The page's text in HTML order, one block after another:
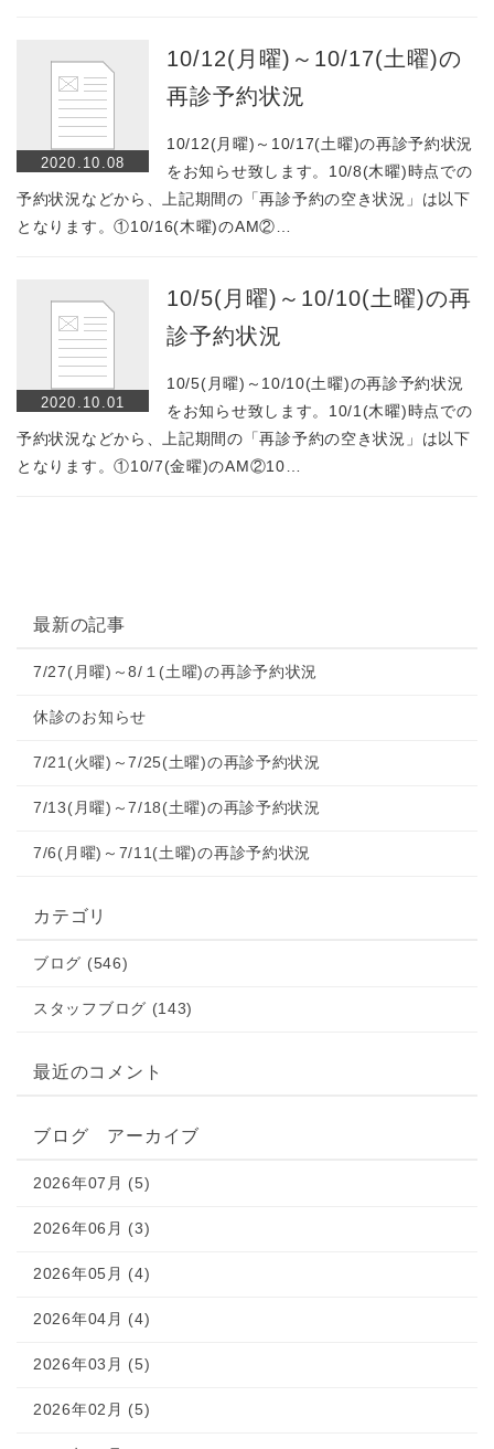
2020.10.08
10/12(月曜)～10/17(土曜)の
再診予約状況
10/12(月曜)～10/17(土曜)の再診予約状況
をお知らせ致します。10/8(木曜)時点での
予約状況などから、上記期間の「再診予約の空き状況」は以下
となります。①10/16(木曜)のAM②…
2020.10.01
10/5(月曜)～10/10(土曜)の再
診予約状況
10/5(月曜)～10/10(土曜)の再診予約状況
をお知らせ致します。10/1(木曜)時点での
予約状況などから、上記期間の「再診予約の空き状況」は以下
となります。①10/7(金曜)のAM②10…
最新の記事
7/27(月曜)～8/１(土曜)の再診予約状況
休診のお知らせ
7/21(火曜)～7/25(土曜)の再診予約状況
7/13(月曜)～7/18(土曜)の再診予約状況
7/6(月曜)～7/11(土曜)の再診予約状況
カテゴリ
ブログ (546)
スタッフブログ (143)
最近のコメント
ブログ アーカイブ
2026年07月 (5)
2026年06月 (3)
2026年05月 (4)
2026年04月 (4)
2026年03月 (5)
2026年02月 (5)